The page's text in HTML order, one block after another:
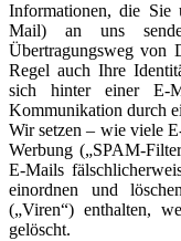
Informationen, die Sie
Mail) an uns
Übertragungsweg von
Regel auch Ihre
sich hinter einer E-
Kommunikation durch
Wir setzen – wie viele
Werbung („SPAM-
E-Mails
einordnen und
(„Viren“) enthalten,
gelöscht.